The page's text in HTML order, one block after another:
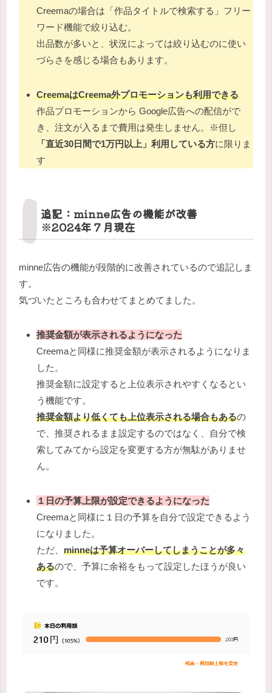
Creemaの場合は「作品タイトルで検索する」フリー
ワード機能で絞り込む。
出品数が多いと、状況によっては絞り込むのに使い
づらさを感じる場合もあります。
CreemaはCreema外プロモーションも利用できる
作品プロモーションから Google広告への配信がで
き、注文が入るまで費用は発生しません。※但し
「直近30日間で1万円以上」利用している方に限りま
す
追記：minne広告の機能が改善
※2024年７月現在
minne広告の機能が段階的に改善されているので追記しま
す。
気づいたところも合わせてまとめてました。
推奨金額が表示されるようになった
Creemaと同様に推奨金額が表示されるようになりま
した。
推奨金額に設定すると上位表示されやすくなるとい
う機能です。
推奨金額より低くても上位表示される場合もあるの
で、推奨されるまま設定するのではなく、自分で検
索してみてから設定を変更する方が無駄がありませ
ん。
１日の予算上限が設定できるようになった
Creemaと同様に１日の予算を自分で設定できるよう
になりました。
ただ、 minneは予算オーバーしてしまうことが多々
あるので、予算に余裕をもって設定したほうが良い
です。